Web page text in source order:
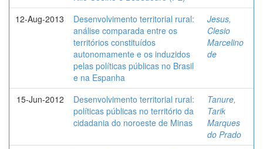
12-Aug-2013
Desenvolvimento territorial rural:
análise comparada entre os
territórios constituídos
autonomamente e os induzidos
pelas políticas públicas no Brasil
e na Espanha
Jesus,
Clesio
Marcelino
de
15-Jun-2012
Desenvolvimento territorial rural:
políticas públicas no território da
cidadania do noroeste de Minas
Tanure,
Tarik
Marques
do Prado